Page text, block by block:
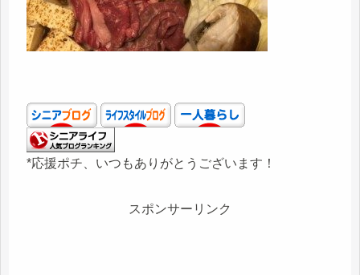
*応援ポチ、いつもありがとうございます！
スポンサーリンク